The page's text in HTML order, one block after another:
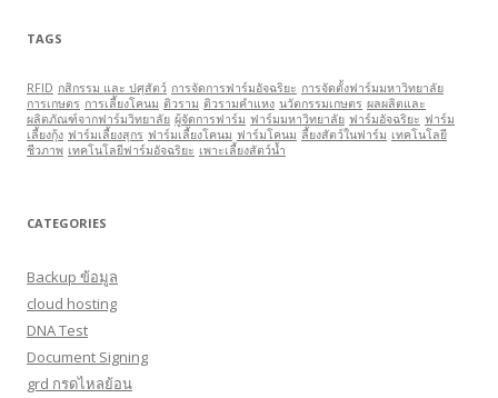
TAGS
RFID กสิกรรม และ ปศุสัตว์ การจัดการฟาร์มอัจฉริยะ การจัดตั้งฟาร์มมหาวิทยาลัย
การเกษตร การเลี้ยงโคนม ติวราม ติวรามคำแหง นวัตกรรมเกษตร ผลผลิตและ
ผลิตภัณฑ์จากฟาร์มวิทยาลัย ผู้จัดการฟาร์ม ฟาร์มมหาวิทยาลัย ฟาร์มอัจฉริยะ ฟาร์ม
เลี้ยงกุ้ง ฟาร์มเลี้ยงสุกร ฟาร์มเลี้ยงโคนม ฟาร์มโคนม ลี้ยงสัตว์ในฟาร์ม เทคโนโลยี
ชีวภาพ เทคโนโลยีฟาร์มอัจฉริยะ เพาะเลี้ยงสัตว์นํ้า
CATEGORIES
Backup ข้อมูล
cloud hosting
DNA Test
Document Signing
grd กรดไหลย้อน